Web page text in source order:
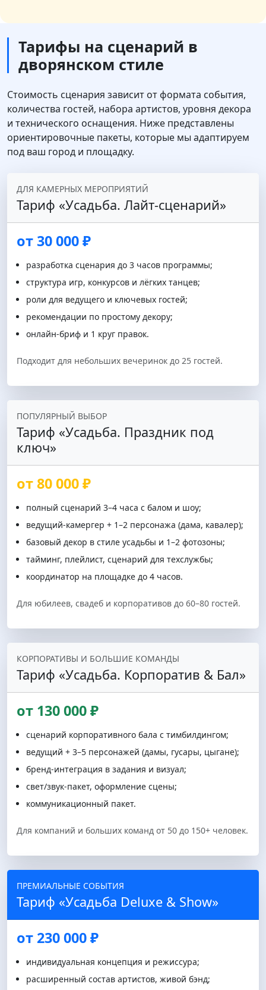
Тарифы на сценарий в
дворянском стиле
Стоимость сценария зависит от формата события,
количества гостей, набора артистов, уровня декора
и технического оснащения. Ниже представлены
ориентировочные пакеты, которые мы адаптируем
под ваш город и площадку.
ДЛЯ КАМЕРНЫХ МЕРОПРИЯТИЙ
Тариф «Усадьба. Лайт‑сценарий»
от 30 000 ₽
разработка сценария до 3 часов программы;
структура игр, конкурсов и лёгких танцев;
роли для ведущего и ключевых гостей;
рекомендации по простому декору;
онлайн‑бриф и 1 круг правок.
Подходит для небольших вечеринок до 25 гостей.
ПОПУЛЯРНЫЙ ВЫБОР
Тариф «Усадьба. Праздник под
ключ»
от 80 000 ₽
полный сценарий 3–4 часа с балом и шоу;
ведущий-камергер + 1–2 персонажа (дама, кавалер);
базовый декор в стиле усадьбы и 1–2 фотозоны;
тайминг, плейлист, сценарий для техслужбы;
координатор на площадке до 4 часов.
Для юбилеев, свадеб и корпоративов до 60–80 гостей.
КОРПОРАТИВЫ И БОЛЬШИЕ КОМАНДЫ
Тариф «Усадьба. Корпоратив & Бал»
от 130 000 ₽
сценарий корпоративного бала с тимбилдингом;
ведущий + 3–5 персонажей (дамы, гусары, цыгане);
бренд-интеграция в задания и визуал;
свет/звук-пакет, оформление сцены;
коммуникационный пакет.
Для компаний и больших команд от 50 до 150+ человек.
ПРЕМИАЛЬНЫЕ СОБЫТИЯ
Тариф «Усадьба Deluxe & Show»
от 230 000 ₽
индивидуальная концепция и режиссура;
расширенный состав артистов, живой бэнд;